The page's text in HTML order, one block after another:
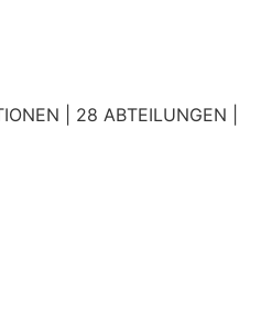
| 28 ABTEILUNGEN |